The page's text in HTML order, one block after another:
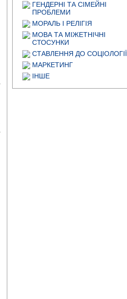
ГЕНДЕРНІ ТА СІМЕЙНІ
ПРОБЛЕМИ
МОРАЛЬ І РЕЛІГІЯ
МОВА ТА МІЖЕТНІЧНІ
СТОСУНКИ
СТАВЛЕННЯ ДО СОЦІОЛОГІЇ
МАРКЕТИНГ
ІНШЕ